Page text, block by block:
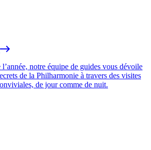
notre équipe de guides vous dévoile
de la Philharmonie à travers des visites
de jour comme de nuit.